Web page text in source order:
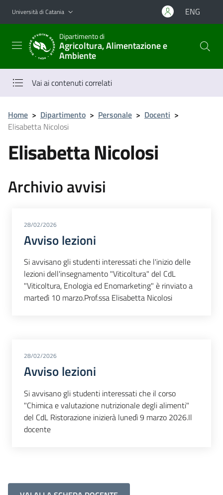
Vai al contenuto principale
Vai al menu di navigazione
Università di Catania ENG
Dipartimento di
Agricoltura, Alimentazione e
Ambiente
Vai ai contenuti correlati
Home > Dipartimento > Personale > Docenti >
Elisabetta Nicolosi
Elisabetta Nicolosi
Archivio avvisi
28/02/2026
Avviso lezioni
Si avvisano gli studenti interessati che l'inizio delle
lezioni dell'insegnamento "Viticoltura" del CdL
"Viticoltura, Enologia ed Enomarketing" è rinviato a
martedì 10 marzo.Prof.ssa Elisabetta Nicolosi
28/02/2026
Avviso lezioni
Si avvisano gli studenti interessati che il corso
"Chimica e valutazione nutrizionale degli alimenti"
del CdL Ristorazione inizierà lunedì 9 marzo 2026.Il
docente